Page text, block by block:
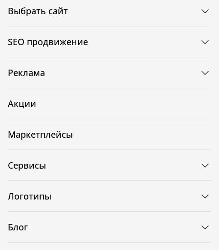
Выбрать сайт
SEO продвижение
Реклама
Акции
Маркетплейсы
Сервисы
Логотипы
Блог